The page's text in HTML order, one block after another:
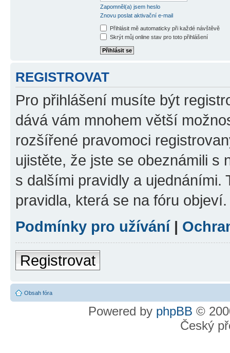
Zapomněl(a) jsem heslo
Znovu poslat aktivační e-mail
Přihlásit mě automaticky při každé návštěvě
Skrýt můj online stav pro toto přihlášení
REGISTROVAT
Pro přihlášení musíte být
dává vám mnohem větší
rozšířené pravomoci
ujistěte, že jste se obeznámili s
s dalšími pravidly a ujednáními.
pravidla, která se na fóru objeví.
Podmínky pro užívání|
Registrovat
Obsah fóra
Powered by phpBB ©
Český